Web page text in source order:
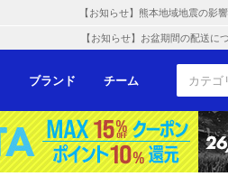
【お知らせ】熊本地域地震の影
【お知らせ】お盆期間の配送に
ブランド チーム